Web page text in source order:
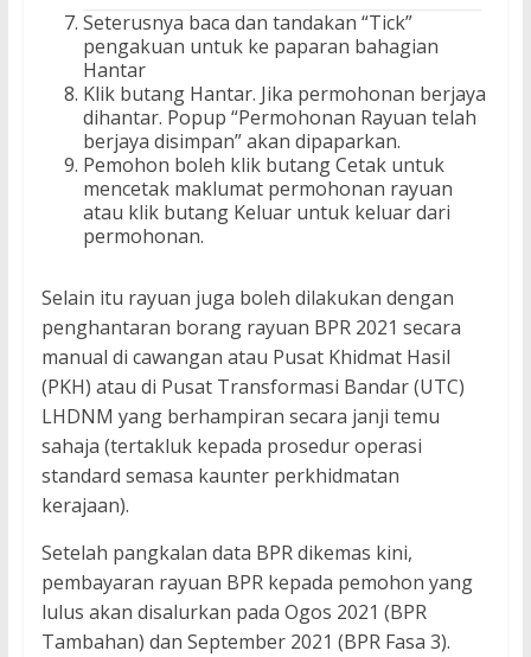
Seterusnya baca dan tandakan “Tick”
pengakuan untuk ke paparan bahagian
Hantar
Klik butang Hantar. Jika permohonan berjaya
dihantar. Popup “Permohonan Rayuan telah
berjaya disimpan” akan dipaparkan.
Pemohon boleh klik butang Cetak untuk
mencetak maklumat permohonan rayuan
atau klik butang Keluar untuk keluar dari
permohonan.
Selain itu rayuan juga boleh dilakukan dengan
penghantaran borang rayuan BPR 2021 secara
manual di cawangan atau Pusat Khidmat Hasil
(PKH) atau di Pusat Transformasi Bandar (UTC)
LHDNM yang berhampiran secara janji temu
sahaja (tertakluk kepada prosedur operasi
standard semasa kaunter perkhidmatan
kerajaan).
Setelah pangkalan data BPR dikemas kini,
pembayaran rayuan BPR kepada pemohon yang
lulus akan disalurkan pada Ogos 2021 (BPR
Tambahan) dan September 2021 (BPR Fasa 3).